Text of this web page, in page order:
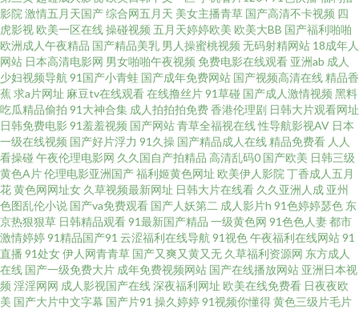
av 成人高清日色 黄色网战 日韩欧美一区二区三区免费 五月婷网站 91视频精
品 婷婷的午夜论坛 国产盗摄GIF 影音先锋变太累别 国产一二三社区 色五月咪
咪 www,91 91海角 日韩极品在线视频 国产A级大黄片 深夜影院老司机 传媒精
品网站 午夜肏屄片 国产日韩第二页 天天日狠狠干 日韩岛国小视频 国产盗摄
AV 少妇精品一区二区 国产在线拍拍 日韩制服综合 九九热8视频是什么类型的
影片 免费91 欧美日本在线一区 豆花入口 亚洲一区二三区 精品久久国产 亞洲
成人AV電影 日本在线A√ 国产熟女一区91 国产小视频网站在线观看 影音先锋
亚州精品 亚洲伦字区在线 九九肏肏 狼人色综合 www蜜臀AV 伊人97一 在线
影院 激情五月天国产综合网五月天 美女主播青草 国产高清不卡视频 四
虎影视 欧美一区在线操碰视频 五月天婷婷欧美 欧美大BB 国产福利啪啪
欧洲成人午夜精品 国产精品美乳 男人操蜜桃视频 无码射精网站 18成年人
网站 日本高清电影网 男女啪啪午夜视频 免费电影在线观看 亚洲ab 成人
少妇视频导航 91国产小青蛙 国产成年免费网站 国产视频高清在线精品香
蕉 求a片网址 麻豆tv在线观看在线撸丝片91草碰 国产成人激情视频 黑料
吃瓜精品偷拍 91大神合集 成人拍拍拍免费香港伦理剧 日韩大片观看网址
日韩免费电影 91羞羞视频 国产网站青草全福视在线性导航影视AV 日本
一级在线视频 国产好片浮力 91久操 国产精品成人在线精品免费看 人人
看操碰 午夜伦理电影网 久久国自产拍精品 高清乱码0 国产欧美 日韩三级
黄色A片伦理电影亚洲国产福利姬黄色网址 欧美伊人影院 丁香成人五月
花黄色网网址女 久草视频最新网址 日韩大片在线看 久久亚洲人成 亚州
色图乱伦小说 国产va免费观看 国产人妖第二 成人影片h 91色婷婷瑟色 东
京热狠狠草 日韩精品观看91最新国产精品 一级黄色网 91色色人妻都市
激情婷婷91精品国产91 云涩福利在线导航 91视色午夜福利在线网站91
直播 91处女伊人网青青草 国产又爽又黄又无 久草福利资源网 东方成人
在线 国产一级免费大片 成年免费视频网站 国产在线播放网站 亚洲日本视
频 淫淫网网 成人影视国产在线深夜福利网址 欧美在线免费看 日夜夜欧
美 国产大片中文字幕 国产片91 操久婷婷91视频你懂得黄色三级片毛片